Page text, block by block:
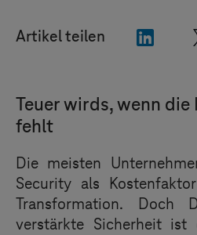
Artikel teilen
Teuer wirds, wenn die
fehlt
Die meisten
Security als
Transformation. Doch
verstärkte Sicherheit ist